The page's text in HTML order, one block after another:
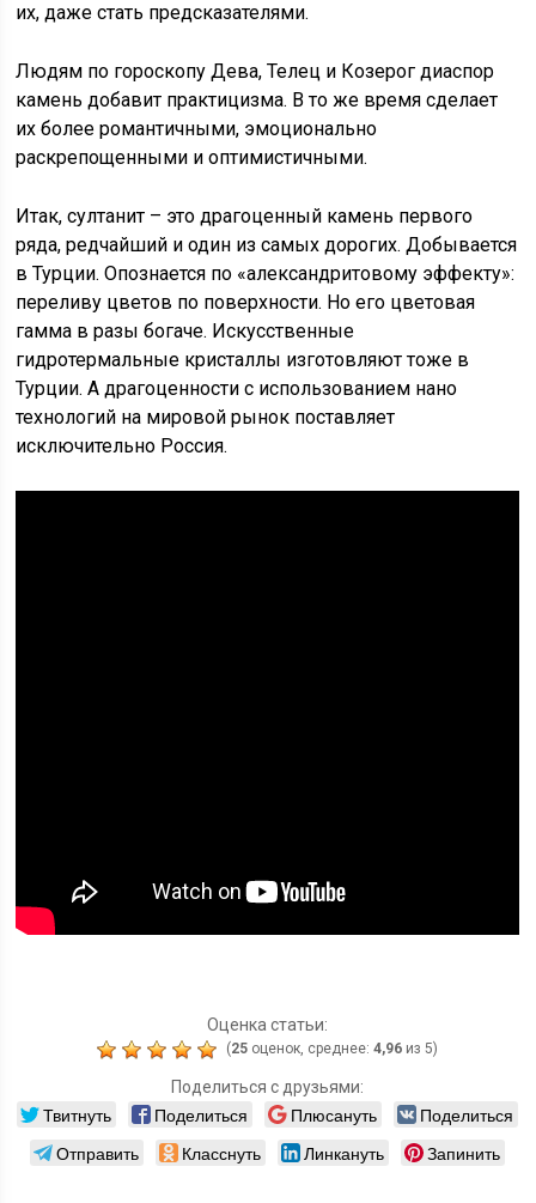
их, даже стать предсказателями.
Людям по гороскопу Дева, Телец и Козерог диаспор
камень добавит практицизма. В то же время сделает
их более романтичными, эмоционально
раскрепощенными и оптимистичными.
Итак, султанит – это драгоценный камень первого
ряда, редчайший и один из самых дорогих. Добывается
в Турции. Опознается по «александритовому эффекту»:
переливу цветов по поверхности. Но его цветовая
гамма в разы богаче. Искусственные
гидротермальные кристаллы изготовляют тоже в
Турции. А драгоценности с использованием нано
технологий на мировой рынок поставляет
исключительно Россия.
Оценка статьи:
(25 оценок, среднее:4,96 из 5)
Поделиться с друзьями:
Твитнуть Поделиться Плюсануть
Поделиться
Отправить
Класснуть Линкануть Запинить